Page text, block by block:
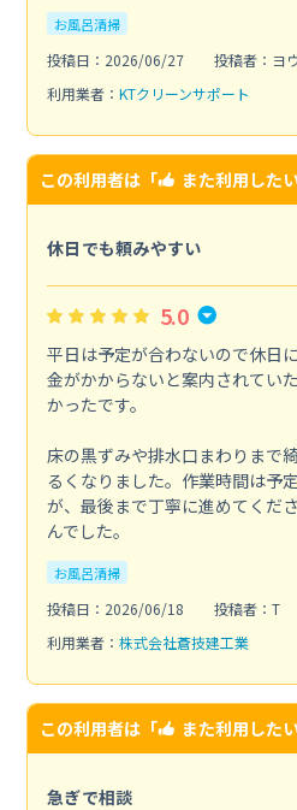
お風呂清掃
投稿日：2026/06/27
投稿者：ヨ
利用業者： KTクリーンサポート
この利用者は「 また利用した
休日でも頼みやすい
5.0
平日は予定が合わないので休日
金がかからないと案内されてい
かったです。
床の黒ずみや排水口まわりまで
るくなりました。作業時間は予
が、最後まで丁寧に進めてくだ
んでした。
お風呂清掃
投稿日：2026/06/18
投稿者：T
利用業者： 株式会社蒼技建工業
この利用者は「 また利用した
急ぎで相談